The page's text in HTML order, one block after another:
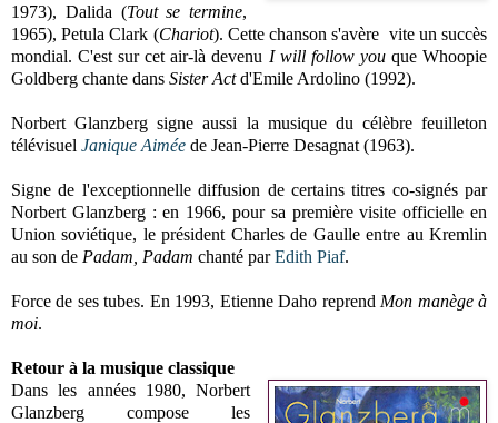
1973), Dalida (Tout se termine,
1965), Petula Clark (Chariot). Cette chanson s'avère vite un succès
mondial. C'est sur cet air-là devenu I will follow you que Whoopie
Goldberg chante dans Sister Actd'Emile Ardolino (1992).
Norbert Glanzberg signe aussi la musique du célèbre feuilleton
télévisuel Janique Aimée de Jean-Pierre Desagnat (1963).
Signe de l'exceptionnelle diffusion de certains titres co-signés par
Norbert Glanzberg : en 1966, pour sa première visite officielle en
Union soviétique, le président Charles de Gaulle entre au Kremlin
au son de Padam, Padam chanté parEdith Piaf.
Force de ses tubes. En 1993, Etienne Daho reprend Mon manège à
moi.
Retour à la musique classique
Dans les années 1980, Norbert
Glanzberg compose les